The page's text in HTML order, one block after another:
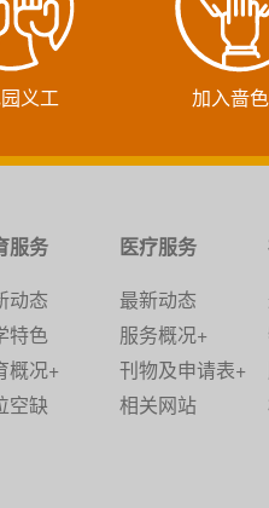
义工 加入啬
服务
动态
特色
概况+
空缺
医疗服务
最新动态
服务概况+
刊物及申请表+
相关网站